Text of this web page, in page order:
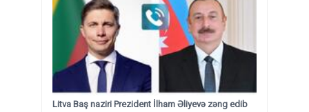
Litva Baş naziri Prezident İlham Əliyevə zəng edib